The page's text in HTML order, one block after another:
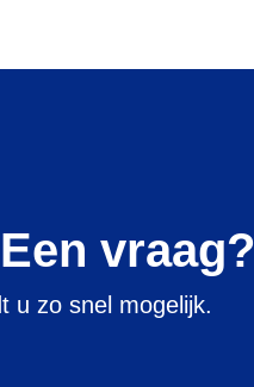
vraag?
u zo snel mogelijk.